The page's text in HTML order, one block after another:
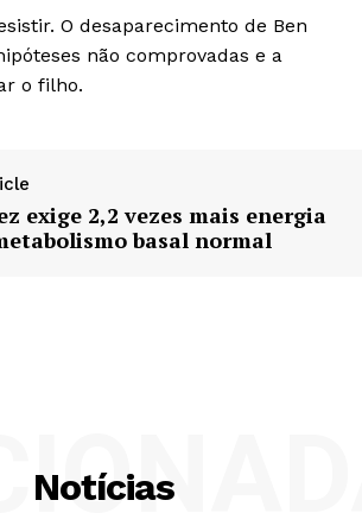
O desaparecimento de Ben
não comprovadas e a
o filho.
exige 2,2 vezes mais energia
basal normal
Notícias